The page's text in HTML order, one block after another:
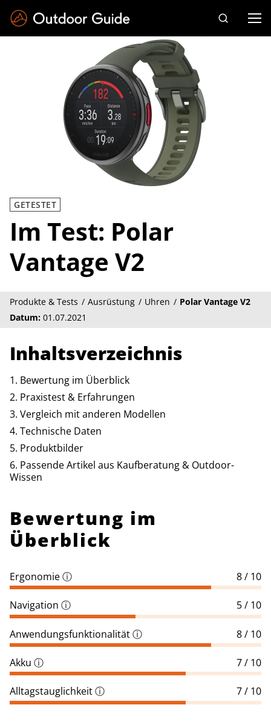
GETESTET
Im Test: Polar
Vantage V2
Produkte & Tests Ausrüstung Uhren
Polar Vantage V2
Datum: 01.07.2021
Inhaltsverzeichnis
Bewertung im Überblick
Praxistest & Erfahrungen
Vergleich mit anderen Modellen
Technische Daten
Produktbilder
Passende Artikel aus Kaufberatung & Outdoor-
Wissen
Bewertung im
Überblick
Ergonomieⓘ 8 / 10
Navigation ⓘ 5 / 10
Anwendungsfunktionalitätⓘ 8 / 10
Akku ⓘ 7 / 10
Alltagstauglichkeitⓘ 7 / 10
Drücken Sie die Eingabetaste zum Suchen